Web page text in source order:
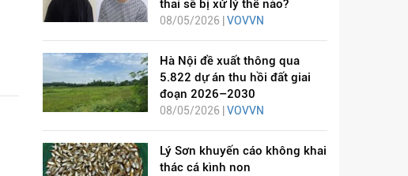
thai sẽ bị xử lý thế nào?
08/05/2026 | VOVVN
Hà Nội đề xuất thông qua
5.822 dự án thu hồi đất giai
đoạn 2026–2030
08/05/2026 | VOVVN
Lý Sơn khuyến cáo không khai
thác cá kình non